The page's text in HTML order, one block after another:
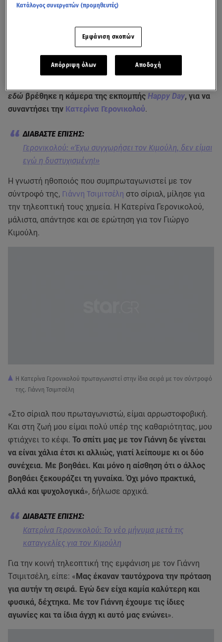
εδώ βρέθηκε η κάμερα της εκπομπής Happy Day, για να
συναντήσει την Κατερίνα Γερονικολού.
Γερονικολού: «Έχω συγχωρήσει τον Κιμούλη, δεν είμαι
εγώ η δυστυχισμένη!»
Η γνωστή ηθοποιός που συμπρωταγωνιστεί με τον
σύντροφό της, Γιάννη Τσιμιτσέλη στο σίριαλ, μίλησε για
την τηλεοπτική τους χημεία. Η Κατερίνα Γερονικολού,
μάλιστα, απάντησε και σε ερώτηση για τον Γιώργο
Κιμούλη.
H Kατερίνα Γερονικολού πρωταγωνιστεί στην ίδια σειρά με τον σύντροφό
της. Γιάννη Τσιμιτσέλη
«Στο σίριαλ που πρωταγωνιστώ, είμαι αρρωστοφοβική.
Και στη ζωή μου είμαι πολύ υπέρ της καθαριότητας, μου
φτιάχνει το κέφι. Το σπίτι μας με τον Γιάννη δε γίνεται
να είναι χάλια έτσι κι αλλιώς, γιατί λείπουμε κι οι δύο
συνέχεια. Με βοηθάει. Και μόνο η αίσθηση ότι ο άλλος
βοηθάει ξεκουράζει τη γυναίκα. Όχι μόνο πρακτικά,
αλλά και ψυχολογικά», δήλωσε αρχικά.
Κατερίνα Γερονικολού: Το νέο μήνυμα μετά τις
καταγγελίες για τον Κιμούλη
Για την κοινή τηλεοπτική της εμφάνιση με τον Γιάννη
Τσιμιτσέλη, είπε: «Μας έκαναν ταυτόχρονα την πρόταση
για αυτήν τη σειρά. Εγώ δεν είχα καμία καλύτερη και
φυσικά, δέχτηκα. Με τον Γιάννη έχουμε τις ίδιες
αγωνίες και τα ίδια άγχη κι αυτό μας ενώνει».
Κατάλογος συνεργατών (προμηθευτές)
Εμφάνιση σκοπών
Απόρριψη όλων Αποδοχή